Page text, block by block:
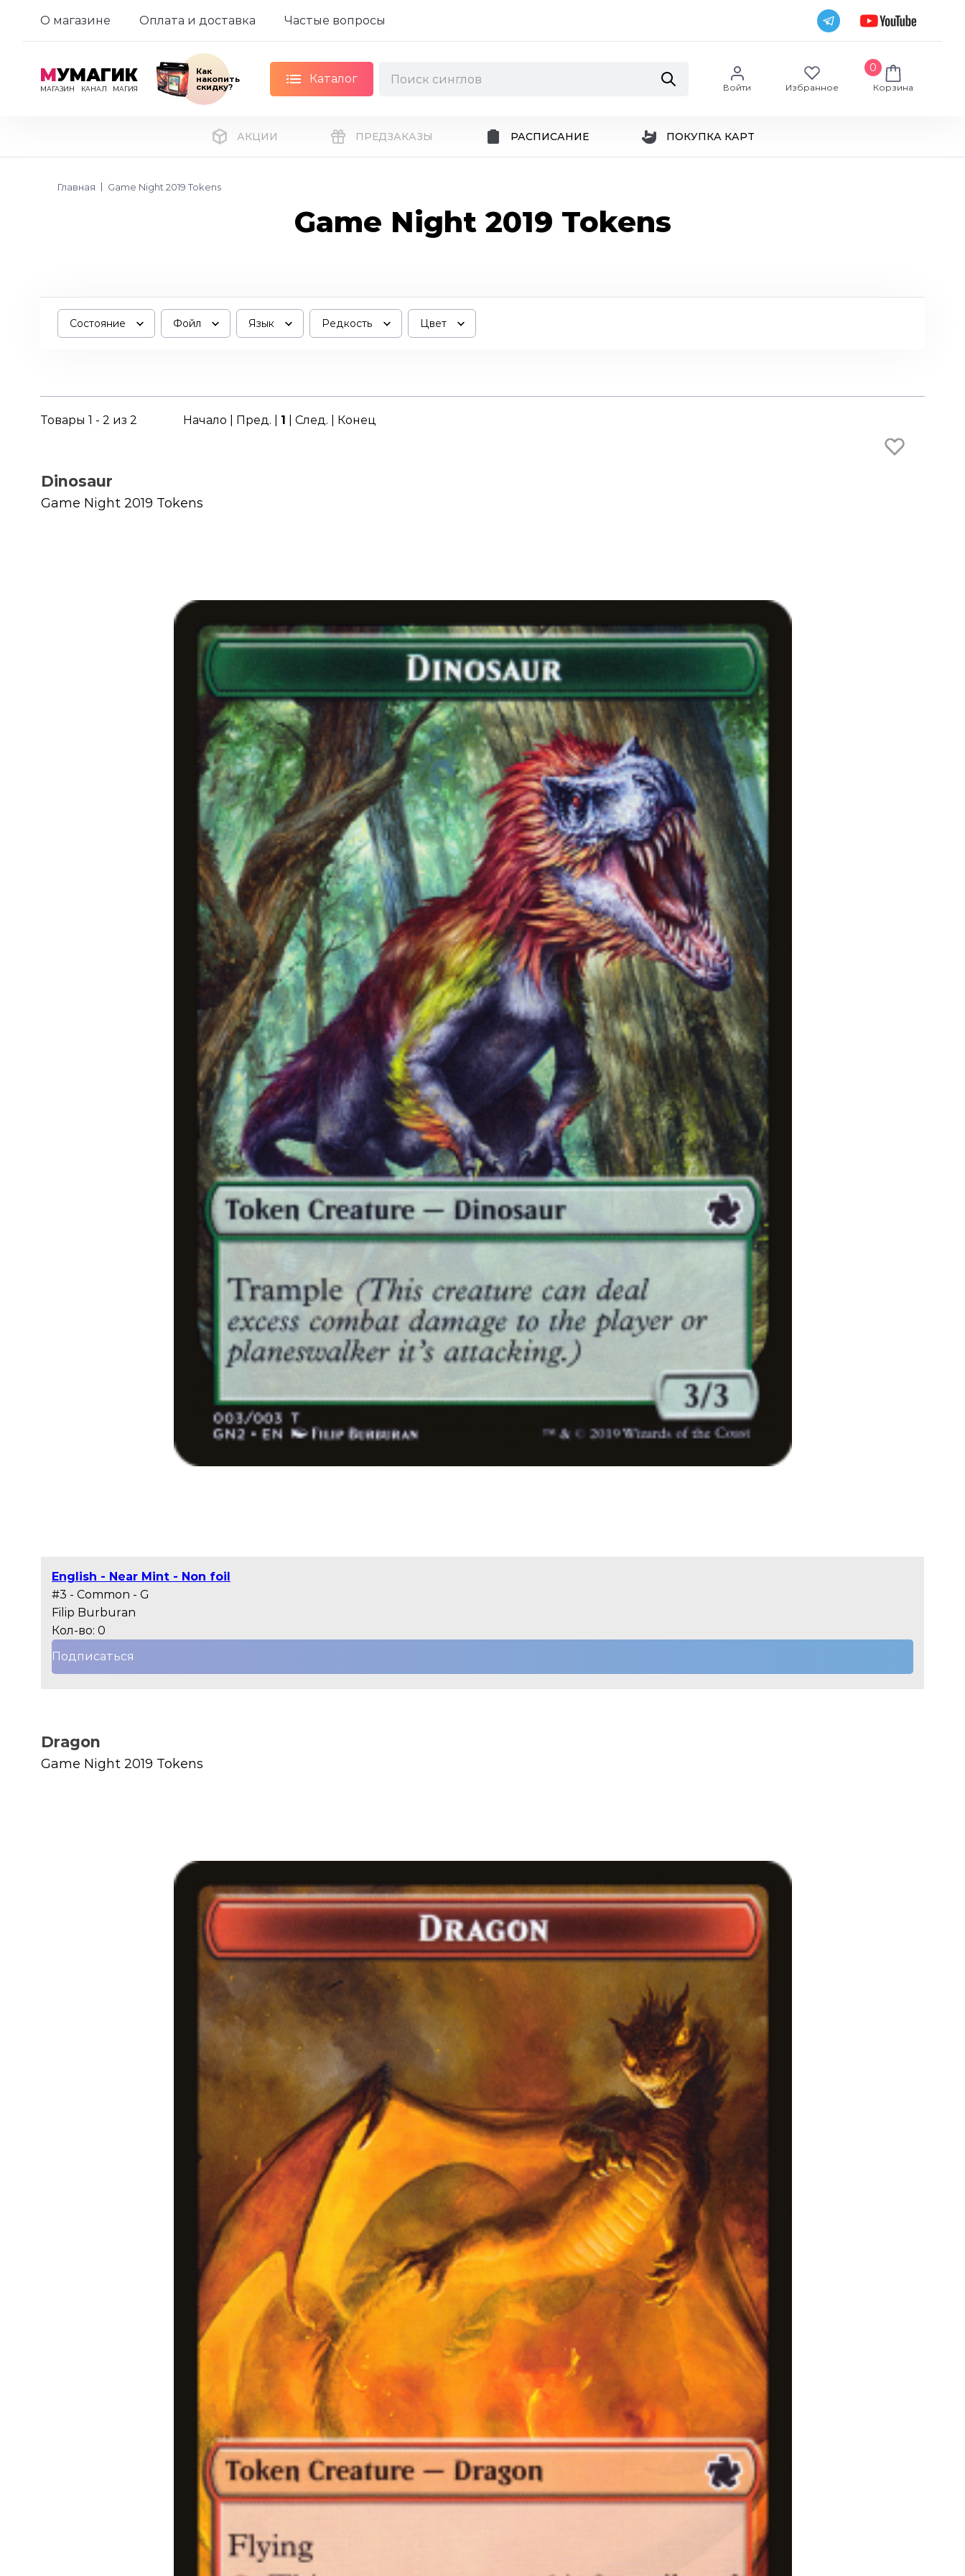
О магазине Оплата и доставка Частые вопросы
МУМАГИК
МАГАЗИН КАНАЛ МАГИЯ
Как
накопить
скидку?
Каталог
Войти Избранное
0
Корзина
АКЦИИ ПРЕДЗАКАЗЫ РАСПИСАНИЕ ПОКУПКА КАРТ
Главная Game Night 2019 Tokens
Game Night 2019 Tokens
Состояние Фойл Язык Редкость Цвет
Товары 1 - 2 из 2 Начало | Пред. | 1 | След. | Конец
Dinosaur
Game Night 2019 Tokens
English - Near Mint - Non foil
#3 - Common - G
Filip Burburan
Кол-во: 0
Подписаться
Dragon
Game Night 2019 Tokens